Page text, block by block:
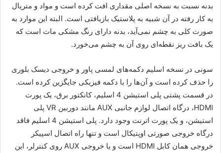
بدنه نسبت به نسخه اصلی مقداری افت کرده است و مواد و متریال
به کار رفته در آن شبیه به پلاستیک بازیافتی است. البته این موارد به
صورت کلی به چشم نمی‌آید، بدنه دارای رنگ مشکی مات است که
یک بافت ریز نقطه‌ای روی آن به چشم می‌خورد.
سونی در نسخه اسلیم دکمه‌های لمسی پاور و خروجی دیسک بلوری
را حذف کرده است و آن‌ها را با دکمه فیزیکی جایگزین کرده است.
در قسمت پشتی پلی استیشن 4 اسلیم، کانکتور برق، یک پورت
HDMI، درگاه اتصال لوازم جانبی AUX مانند دوربین VR پلی
استیشن، و یک پورت اترنت وجود دارد. پلی استیشن 4 اسلیم فاقد
درگاه خروجی صورتی اوپتیکال است و تنها راه اتصال اسپیکر
خروجی همان کابل HDMI است و یا خروجی AUX روی کنترلر، این